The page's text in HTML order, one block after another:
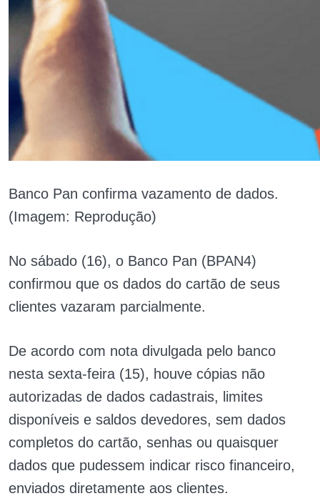
Banco Pan confirma vazamento de dados.
(Imagem: Reprodução)
No sábado (16), o Banco Pan (BPAN4)
confirmou que os dados do cartão de seus
clientes vazaram parcialmente.
De acordo com nota divulgada pelo banco
nesta sexta-feira (15), houve cópias não
autorizadas de dados cadastrais, limites
disponíveis e saldos devedores, sem dados
completos do cartão, senhas ou quaisquer
dados que pudessem indicar risco financeiro,
enviados diretamente aos clientes.